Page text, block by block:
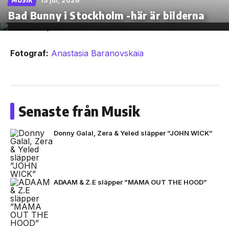
Bad Bunny i Stockholm -här är bilderna
Fotograf: Anastasia Baranovskaia
Senaste från Musik
Donny Galal, Zera & Yeled släpper ”JOHN WICK”
ADAAM & Z.E släpper ”MAMA OUT THE HOOD”